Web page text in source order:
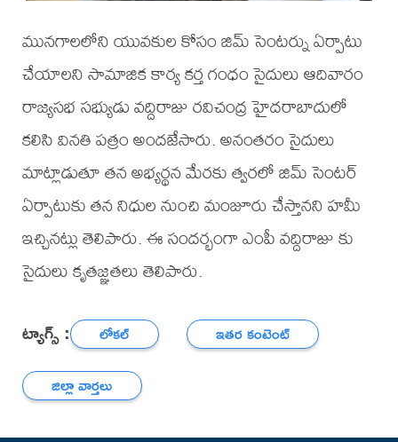
మునగాలలోని యువకుల కోసం జిమ్ సెంటర్ను ఏర్పాటు
చేయాలని సామాజిక కార్య కర్త గంధం సైదులు ఆదివారం
రాజ్యసభ సభ్యుడు వద్దిరాజు రవిచంద్ర హైదరాబాదులో
కలిసి వినతి పత్రం అందజేసారు. అనంతరం సైదులు
మాట్లాడుతూ తన అభ్యర్థన మేరకు త్వరలో జిమ్ సెంటర్
ఏర్పాటుకు తన నిధుల నుంచి మంజూరు చేస్తానని హమీ
ఇచ్చినట్లు తెలిపారు. ఈ సందర్భంగా ఎంపీ వద్దిరాజు కు
సైదులు కృతజ్ఞతలు తెలిపారు.
ట్యాగ్స్ : లోకల్
ఇతర కంటెంట్
జిల్లా వార్తలు